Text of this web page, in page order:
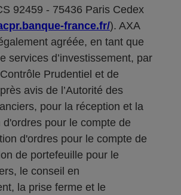
92459 - 75436 Paris Cedex
france.fr/). AXA
agréée, en tant que
services d’investissement, par
Contrôle Prudentiel et de
avis de l’Autorité des
pour la réception et la
pour le compte de
d'ordres pour le compte de
de portefeuille pour le
le conseil en
la prise ferme et le